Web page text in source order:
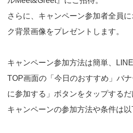
さらに、キャンペーン参加者全員
ク背景画像をプレゼントします。
キャンペーン参加方法は簡単、
TOP画面の「今日のおすすめ」バ
に参加する」ボタンをタップするだ
キャンペーンの参加方法や条件は以